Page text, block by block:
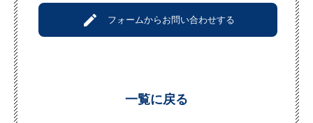
create フォームからお問い合わせする
一覧に戻る